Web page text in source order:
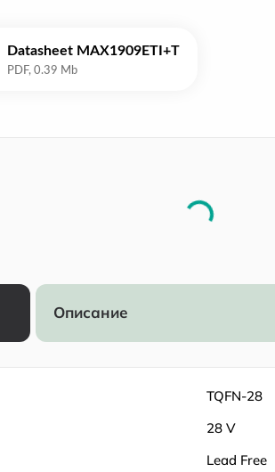
Datasheet MAX1909ETI+T
Описание
TQFN-28
28 V
Lead Free